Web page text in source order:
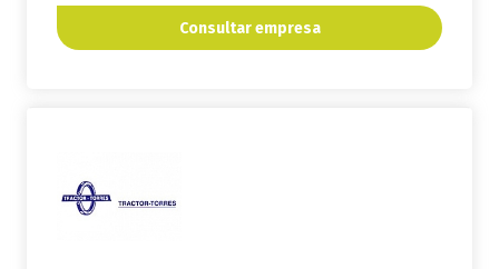
Consultar empresa